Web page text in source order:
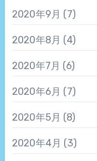
2020年9月 (7)
2020年8月 (4)
2020年7月 (6)
2020年6月 (7)
2020年5月 (8)
2020年4月 (3)